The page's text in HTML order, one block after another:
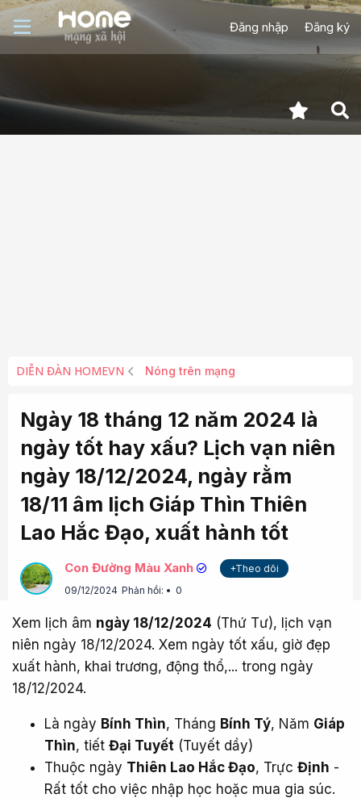
Đăng nhập Đăng ký
DIỄN ĐÀN HOMEVN Nóng trên mạng
Ngày 18 tháng 12 năm 2024 là
ngày tốt hay xấu? Lịch vạn niên
ngày 18/12/2024, ngày rằm
18/11 âm lịch Giáp Thìn Thiên
Lao Hắc Đạo, xuất hành tốt
Con Đường Màu Xanh
+Theo dõi
09/12/2024 Phản hồi: 0
Xem lịch âm ngày 18/12/2024 (Thứ Tư), lịch vạn
niên ngày 18/12/2024. Xem ngày tốt xấu, giờ đẹp
xuất hành, khai trương, động thổ,... trong ngày
18/12/2024.
Là ngày Bính Thìn, Tháng Bính Tý, Năm Giáp
Thìn, tiết Đại Tuyết (Tuyết dầy)
Thuộc ngày Thiên Lao Hắc Đạo, Trực Định -
Rất tốt cho việc nhập học hoặc mua gia súc.